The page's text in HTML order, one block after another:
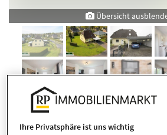
Übersicht
Ihre Privatsphäre ist uns wichtig